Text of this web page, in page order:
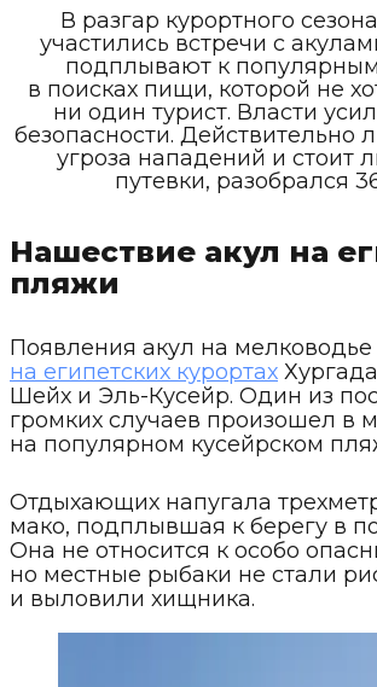
В разгар курортного
участились встречи с
подплывают к
в поисках пищи, которой не
ни один турист. Власти
безопасности. Действительно
угроза нападений и стоит
путевки, разобрался
Нашествие акул на
пляжи
Появления акул на мелководье
на египетских курортах
Шейх и Эль-Кусейр. Один из
громких случаев произошел в
на популярном кусейрском
Отдыхающих напугала
мако, подплывшая к берегу в
Она не относится к особо
но местные рыбаки не стали
и выловили хищника.